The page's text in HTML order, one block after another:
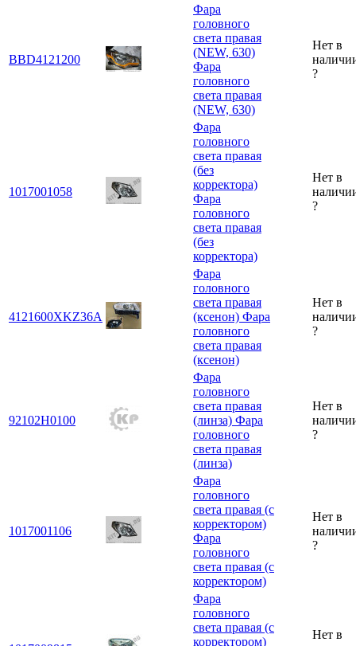
BBD4121200
Фара
головного
света правая
(NEW, 630)
Фара
головного
света правая
(NEW, 630)
Нет в
?
1017001058
Фара
головного
света правая
(без
корректора)
Фара
головного
света правая
(без
корректора)
Нет в
?
4121600XKZ36A
Фара
головного
света правая
(ксенон) Фара
головного
света правая
(ксенон)
Нет в
?
92102H0100
Фара
головного
света правая
(линза) Фара
головного
света правая
(линза)
Нет в
?
1017001106
Фара
головного
света правая (с
корректором)
Фара
головного
света правая (с
корректором)
Нет в
?
Фара
головного
света правая (с
корректором)
Нет в